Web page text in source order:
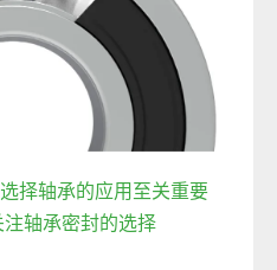
择轴承的应用至关重要
注轴承密封的选择